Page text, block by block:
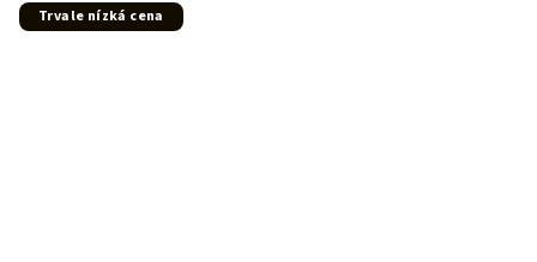
Trvale nízká cena